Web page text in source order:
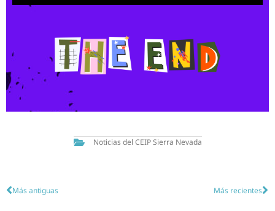
Noticias del CEIP Sierra Nevada
Más antiguas Más recientes